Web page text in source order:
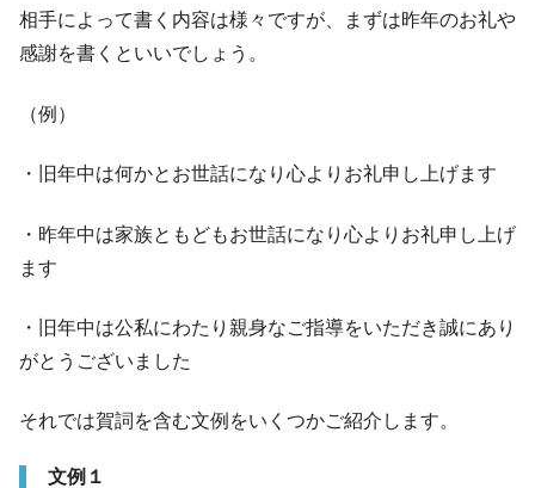
相手によって書く内容は様々ですが、まずは昨年のお礼や
感謝を書くといいでしょう。
（例）
・旧年中は何かとお世話になり心よりお礼申し上げます
・昨年中は家族ともどもお世話になり心よりお礼申し上げ
ます
・旧年中は公私にわたり親身なご指導をいただき誠にあり
がとうございました
それでは賀詞を含む文例をいくつかご紹介します。
文例１